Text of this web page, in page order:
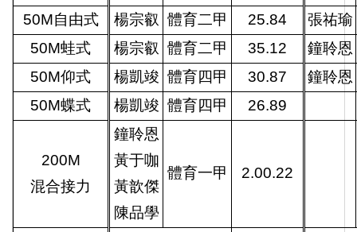
50M自由式
楊宗叡 體育二甲 25.84
張祐瑜
50M蛙式
楊宗叡 體育二甲 35.12
鐘聆恩
50M仰式
楊凱竣 體育四甲 30.87
鐘聆恩
50M蝶式
楊凱竣 體育四甲 26.89
200M
混合接力
鐘聆恩
黃于咖
黃歆傑
陳品學
體育一甲 2.00.22